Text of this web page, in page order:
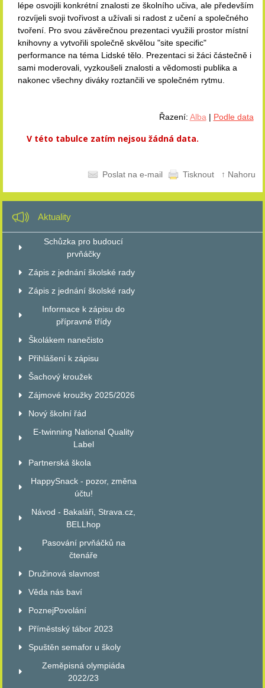
lépe osvojili konkrétní znalosti ze školního učiva, ale především
rozvíjeli svoji tvořivost a užívali si radost z učení a společného
tvoření. Pro svou závěrečnou prezentaci využili prostor místní
knihovny a vytvořili společně skvělou "site specific"
performance na téma Lidské tělo. Prezentaci si žáci částečně i
sami moderovali, vyzkoušeli znalosti a vědomosti publika a
nakonec všechny diváky roztančili ve společném rytmu.
Řazení: Alba | Podle data
V této tabulce zatím nejsou žádná data.
Poslat na e-mail Tisknout ↑ Nahoru
Aktuality
Schůzka pro budoucí
prvňáčky
Zápis z jednání školské rady
Zápis z jednání školské rady
Informace k zápisu do
přípravné třídy
Školákem nanečisto
Přihlášení k zápisu
Šachový kroužek
Zájmové kroužky 2025/2026
Nový školní řád
E-twinning National Quality
Label
Partnerská škola
HappySnack - pozor, změna
účtu!
Návod - Bakaláři, Strava.cz,
BELLhop
Pasování prvňáčků na
čtenáře
Družinová slavnost
Věda nás baví
PoznejPovolání
Příměstský tábor 2023
Spuštěn semafor u školy
Zeměpisná olympiáda
2022/23